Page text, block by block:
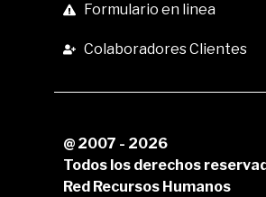
Formulario en linea
Colaboradores Clientes
@ 2007 - 2026
Todos los derechos
Red Recursos Humanos